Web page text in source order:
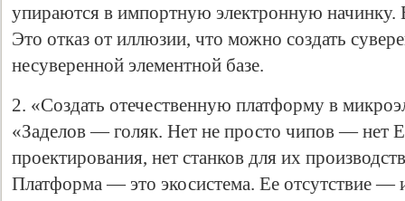
упираются в импортную электронную
Это отказ от иллюзии, что можно создать
несуверенной элементной базе.
2. «Создать отечественную платформу в
«Заделов — голяк. Нет не просто чипов — нет
проектирования, нет станков для их
Платформа — это экосистема. Ее отсутствие —